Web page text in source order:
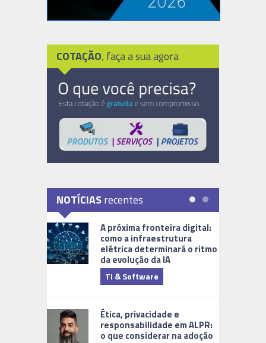
COTAÇÃO, faça a sua agora
NOTÍCIASrecentes
A próxima fronteira digital:
como a infraestrutura
elétrica determinará o ritmo
da evolução da IA
TI & Software
Ética, privacidade e
responsabilidade em ALPR:
o que considerar na adoção